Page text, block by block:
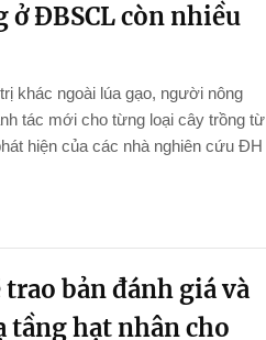
ở ĐBSCL còn nhiều
khác ngoài lúa gạo, người nông
tác mới cho từng loại cây trồng từ
hiện của các nhà nghiên cứu ĐH
trao bản đánh giá và
tầng hạt nhân cho